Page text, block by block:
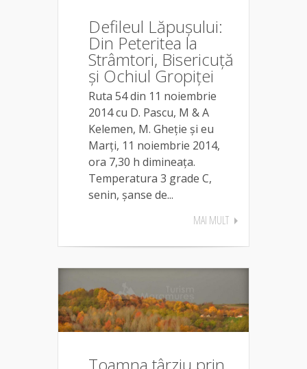
Defileul Lăpușului:
Din Peteritea la
Strâmtori, Bisericuță
și Ochiul Gropiței
Ruta 54 din 11 noiembrie
2014 cu D. Pascu, M & A
Kelemen, M. Gheție și eu
Marți, 11 noiembrie 2014,
ora 7,30 h dimineața.
Temperatura 3 grade C,
senin, șanse de...
MAI MULT